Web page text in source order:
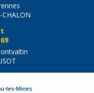
CHALON
les-Mines